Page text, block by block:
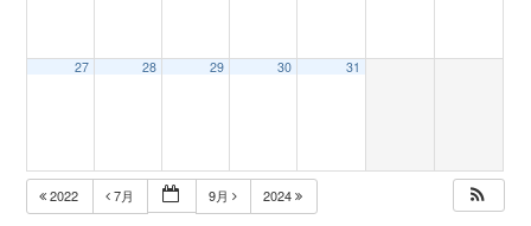
27 28 29 30 31
2022 7月 9月 2024